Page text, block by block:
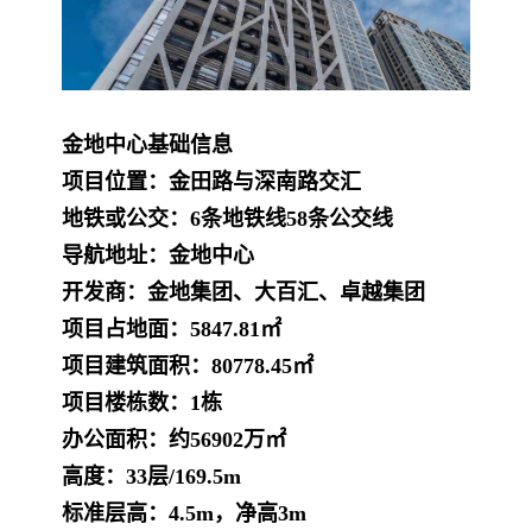
金地中心基础信息
项目位置： 金田路与深南路交汇
地铁或公交： 6条地铁线58条公交线
导航地址： 金地中心
开发商： 金地集团、大百汇、卓越集团
项目占地面： 5847.81㎡
项目建筑面积： 80778.45㎡
项目楼栋数： 1栋
办公面积： 约56902万㎡
高度： 33层/169.5m
标准层高： 4.5m，净高3m